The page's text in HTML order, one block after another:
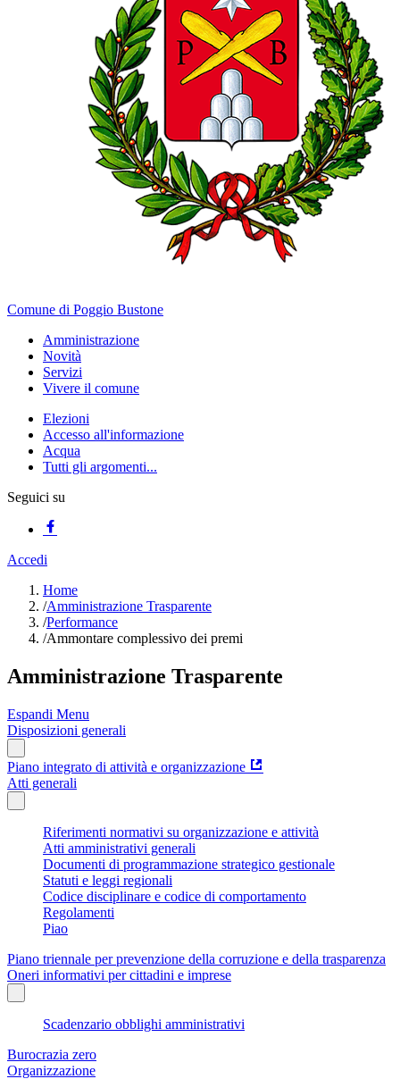
Comune di Poggio Bustone
Amministrazione
Novità
Servizi
Vivere il comune
Elezioni
Accesso all'informazione
Acqua
Tutti gli argomenti...
Seguici su
Accedi
Home
/Amministrazione Trasparente
/Performance
/Ammontare complessivo dei premi
Amministrazione Trasparente
Espandi Menu
Disposizioni generali
Piano integrato di attività e organizzazione
Atti generali
Riferimenti normativi su organizzazione e attività
Atti amministrativi generali
Documenti di programmazione strategico gestionale
Statuti e leggi regionali
Codice disciplinare e codice di comportamento
Regolamenti
Piao
Piano triennale per prevenzione della corruzione e della trasparenza
Oneri informativi per cittadini e imprese
Scadenzario obblighi amministrativi
Burocrazia zero
Organizzazione